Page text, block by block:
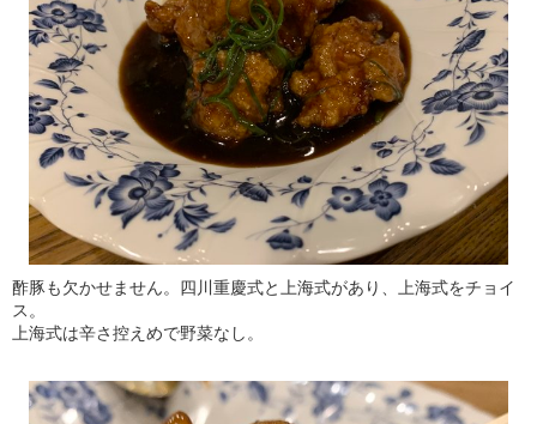
酢豚も欠かせません。四川重慶式と上海式があり、上海式をチョイ
ス。
上海式は辛さ控えめで野菜なし。